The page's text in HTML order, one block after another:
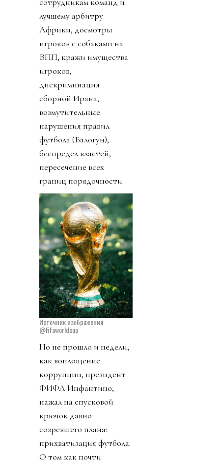
лучшему арбитру
Африки, досмотры
игроков с собаками на
ВПП, кражи имущества
игроков,
дискриминация
сборной Ирана,
возмутительные
нарушения правил
футбола (Балогун),
беспредел властей,
пересечение всех
границ порядочности.
Источник изображения
@fifaworldcup
Но не прошло и недели,
как воплощение
коррупции, президент
ФИФА Инфантино,
нажал на спусковой
крючок давно
созревшего плана:
прихватизация футбола.
О том как почти